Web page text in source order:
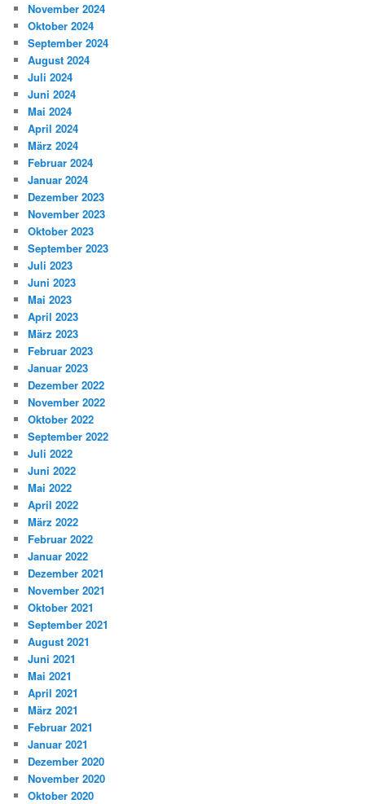
November 2024
Oktober 2024
September 2024
August 2024
Juli 2024
Juni 2024
Mai 2024
April 2024
März 2024
Februar 2024
Januar 2024
Dezember 2023
November 2023
Oktober 2023
September 2023
Juli 2023
Juni 2023
Mai 2023
April 2023
März 2023
Februar 2023
Januar 2023
Dezember 2022
November 2022
Oktober 2022
September 2022
Juli 2022
Juni 2022
Mai 2022
April 2022
März 2022
Februar 2022
Januar 2022
Dezember 2021
November 2021
Oktober 2021
September 2021
August 2021
Juni 2021
Mai 2021
April 2021
März 2021
Februar 2021
Januar 2021
Dezember 2020
November 2020
Oktober 2020